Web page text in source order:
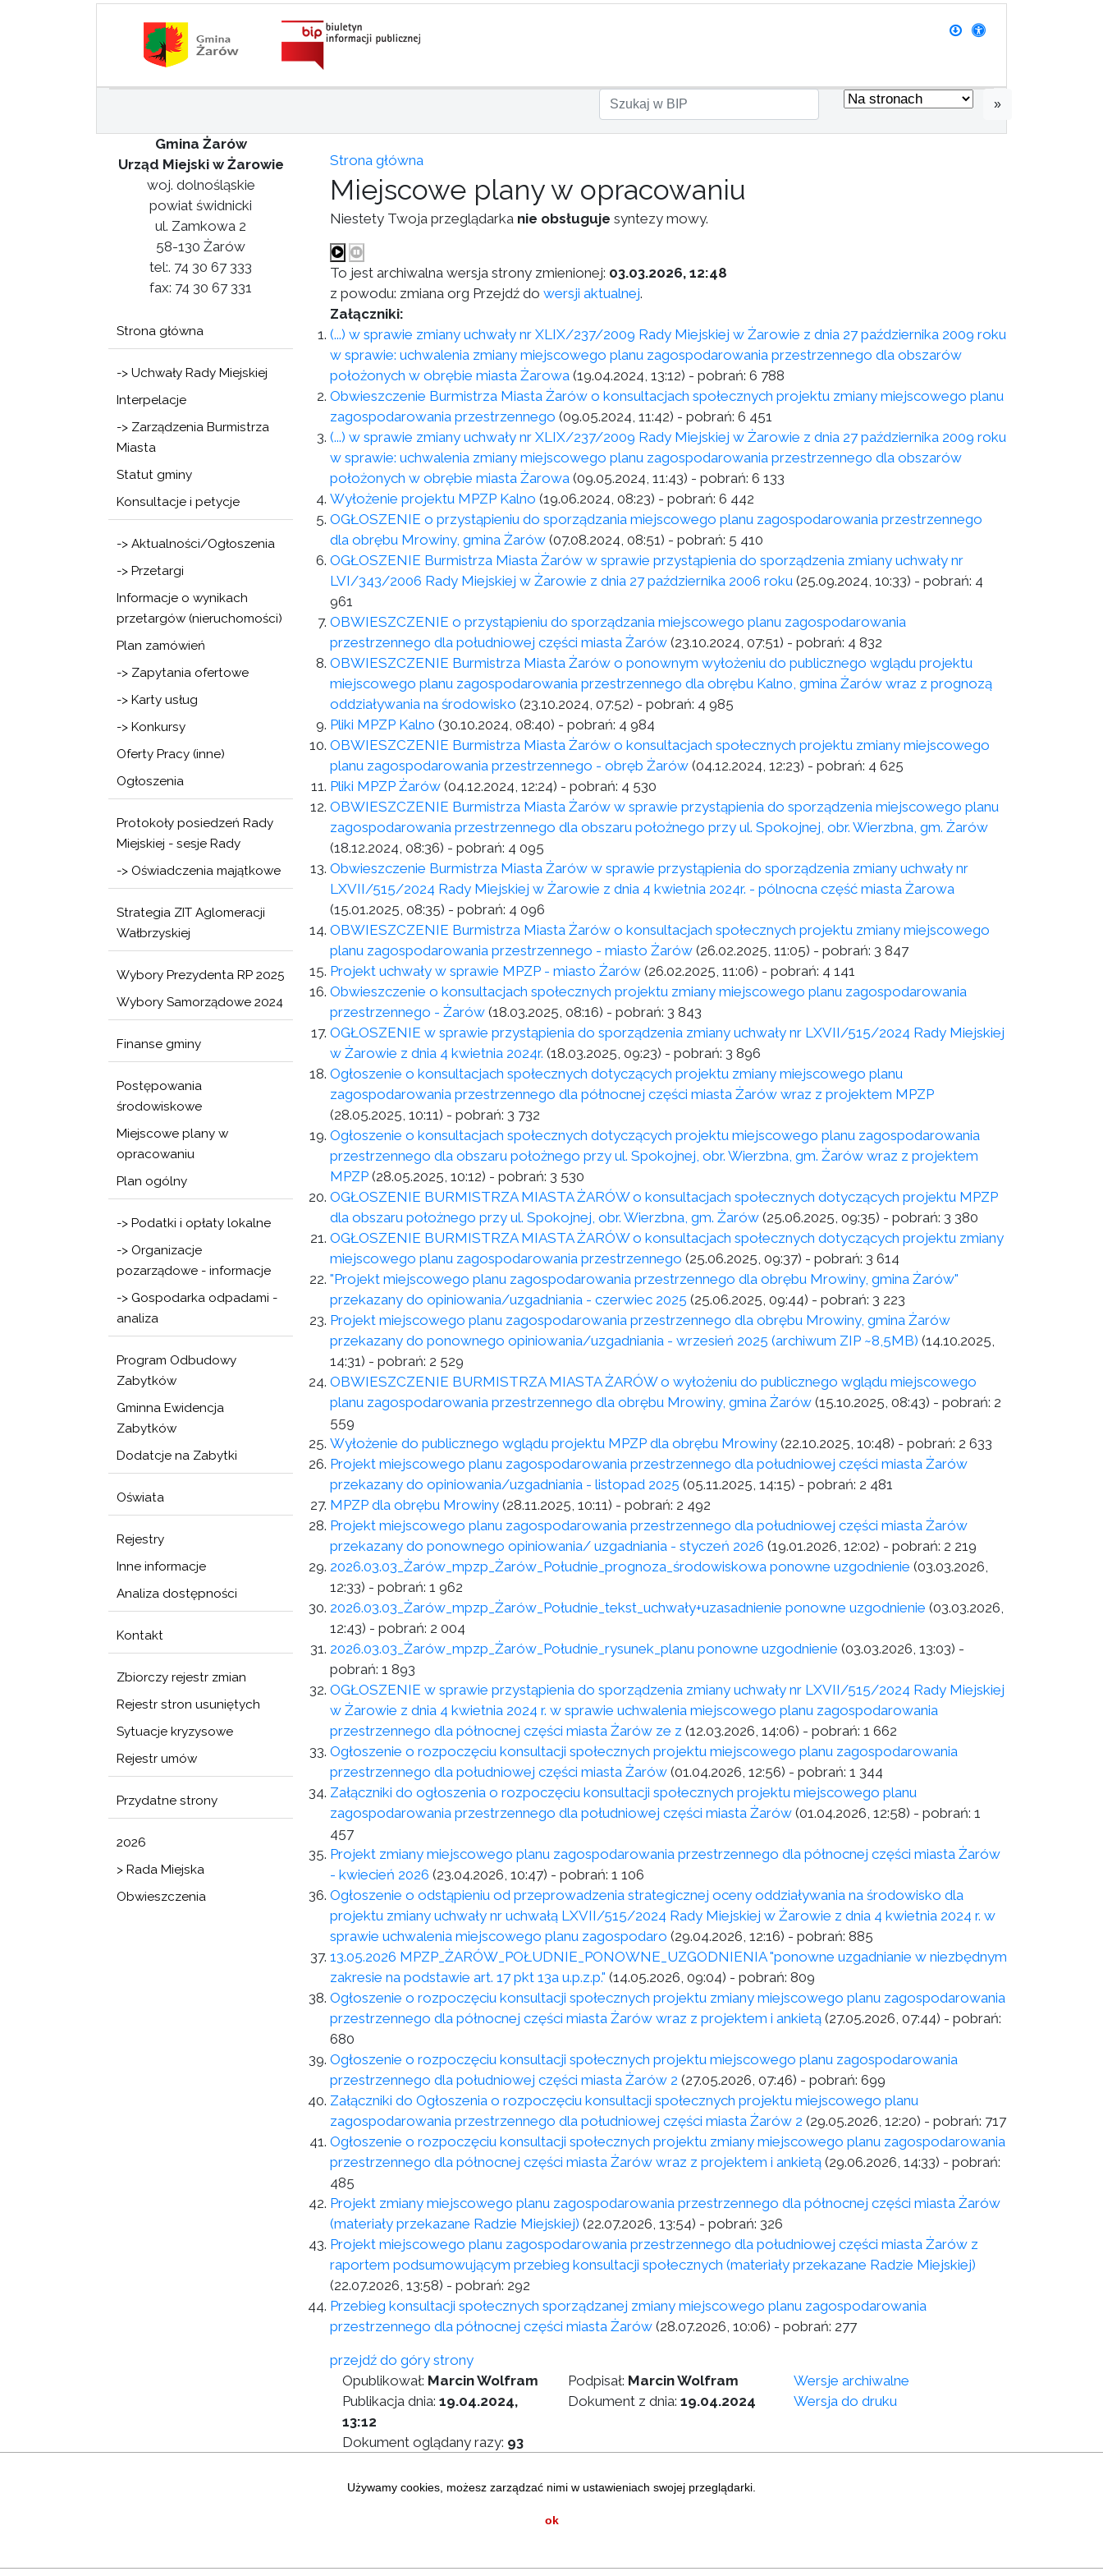
Używamy cookies, możesz zarządzać nimi w ustawieniach swojej przeglądarki.
ok
»
Gmina Żarów
Urząd Miejski w Żarowie
woj. dolnośląskie
powiat świdnicki
ul. Zamkowa 2
58-130 Żarów
tel:. 74 30 67 333
fax: 74 30 67 331
Strona główna
-> Uchwały Rady Miejskiej
Interpelacje
-> Zarządzenia Burmistrza
Miasta
Statut gminy
Konsultacje i petycje
-> Aktualności/Ogłoszenia
-> Przetargi
Informacje o wynikach
przetargów (nieruchomości)
Plan zamówień
-> Zapytania ofertowe
-> Karty usług
-> Konkursy
Oferty Pracy (inne)
Ogłoszenia
Protokoły posiedzeń Rady
Miejskiej - sesje Rady
-> Oświadczenia majątkowe
Strategia ZIT Aglomeracji
Wałbrzyskiej
Wybory Prezydenta RP 2025
Wybory Samorządowe 2024
Finanse gminy
Postępowania
środowiskowe
Miejscowe plany w
opracowaniu
Plan ogólny
-> Podatki i opłaty lokalne
-> Organizacje
pozarządowe - informacje
-> Gospodarka odpadami -
analiza
Program Odbudowy
Zabytków
Gminna Ewidencja
Zabytków
Dodatcje na Zabytki
Oświata
Rejestry
Inne informacje
Analiza dostępności
Kontakt
Zbiorczy rejestr zmian
Rejestr stron usuniętych
Sytuacje kryzysowe
Rejestr umów
Przydatne strony
2026
> Rada Miejska
Obwieszczenia
Strona główna
Miejscowe plany w opracowaniu
Niestety Twoja przeglądarka nie obsługuje syntezy mowy.
To jest archiwalna wersja strony zmienionej: 03.03.2026, 12:48
z powodu: zmiana org Przejdź do wersji aktualnej.
Załączniki:
(...) w sprawie zmiany uchwały nr XLIX/237/2009 Rady Miejskiej w Żarowie z dnia 27 października 2009 roku
w sprawie: uchwalenia zmiany miejscowego planu zagospodarowania przestrzennego dla obszarów
położonych w obrębie miasta Żarowa (19.04.2024, 13:12) - pobrań: 6 788
Obwieszczenie Burmistrza Miasta Żarów o konsultacjach społecznych projektu zmiany miejscowego planu
zagospodarowania przestrzennego (09.05.2024, 11:42) - pobrań: 6 451
(...) w sprawie zmiany uchwały nr XLIX/237/2009 Rady Miejskiej w Żarowie z dnia 27 października 2009 roku
w sprawie: uchwalenia zmiany miejscowego planu zagospodarowania przestrzennego dla obszarów
położonych w obrębie miasta Żarowa (09.05.2024, 11:43) - pobrań: 6 133
Wyłożenie projektu MPZP Kalno (19.06.2024, 08:23) - pobrań: 6 442
OGŁOSZENIE o przystąpieniu do sporządzania miejscowego planu zagospodarowania przestrzennego
dla obrębu Mrowiny, gmina Żarów (07.08.2024, 08:51) - pobrań: 5 410
OGŁOSZENIE Burmistrza Miasta Żarów w sprawie przystąpienia do sporządzenia zmiany uchwały nr
LVI/343/2006 Rady Miejskiej w Żarowie z dnia 27 października 2006 roku (25.09.2024, 10:33) - pobrań: 4
961
OBWIESZCZENIE o przystąpieniu do sporządzania miejscowego planu zagospodarowania
przestrzennego dla południowej części miasta Żarów (23.10.2024, 07:51) - pobrań: 4 832
OBWIESZCZENIE Burmistrza Miasta Żarów o ponownym wyłożeniu do publicznego wglądu projektu
miejscowego planu zagospodarowania przestrzennego dla obrębu Kalno, gmina Żarów wraz z prognozą
oddziaływania na środowisko (23.10.2024, 07:52) - pobrań: 4 985
Pliki MPZP Kalno (30.10.2024, 08:40) - pobrań: 4 984
OBWIESZCZENIE Burmistrza Miasta Żarów o konsultacjach społecznych projektu zmiany miejscowego
planu zagospodarowania przestrzennego - obręb Żarów (04.12.2024, 12:23) - pobrań: 4 625
Pliki MPZP Żarów (04.12.2024, 12:24) - pobrań: 4 530
OBWIESZCZENIE Burmistrza Miasta Żarów w sprawie przystąpienia do sporządzenia miejscowego planu
zagospodarowania przestrzennego dla obszaru położnego przy ul. Spokojnej, obr. Wierzbna, gm. Żarów
(18.12.2024, 08:36) - pobrań: 4 095
Obwieszczenie Burmistrza Miasta Żarów w sprawie przystąpienia do sporządzenia zmiany uchwały nr
LXVII/515/2024 Rady Miejskiej w Żarowie z dnia 4 kwietnia 2024r. - pólnocna część miasta Żarowa
(15.01.2025, 08:35) - pobrań: 4 096
OBWIESZCZENIE Burmistrza Miasta Żarów o konsultacjach społecznych projektu zmiany miejscowego
planu zagospodarowania przestrzennego - miasto Żarów (26.02.2025, 11:05) - pobrań: 3 847
Projekt uchwały w sprawie MPZP - miasto Żarów (26.02.2025, 11:06) - pobrań: 4 141
Obwieszczenie o konsultacjach społecznych projektu zmiany miejscowego planu zagospodarowania
przestrzennego - Żarów (18.03.2025, 08:16) - pobrań: 3 843
OGŁOSZENIE w sprawie przystąpienia do sporządzenia zmiany uchwały nr LXVII/515/2024 Rady Miejskiej
w Żarowie z dnia 4 kwietnia 2024r. (18.03.2025, 09:23) - pobrań: 3 896
Ogłoszenie o konsultacjach społecznych dotyczących projektu zmiany miejscowego planu
zagospodarowania przestrzennego dla północnej części miasta Żarów wraz z projektem MPZP
(28.05.2025, 10:11) - pobrań: 3 732
Ogłoszenie o konsultacjach społecznych dotyczących projektu miejscowego planu zagospodarowania
przestrzennego dla obszaru położnego przy ul. Spokojnej, obr. Wierzbna, gm. Żarów wraz z projektem
MPZP (28.05.2025, 10:12) - pobrań: 3 530
OGŁOSZENIE BURMISTRZA MIASTA ŻARÓW o konsultacjach społecznych dotyczących projektu MPZP
dla obszaru położnego przy ul. Spokojnej, obr. Wierzbna, gm. Żarów (25.06.2025, 09:35) - pobrań: 3 380
OGŁOSZENIE BURMISTRZA MIASTA ŻARÓW o konsultacjach społecznych dotyczących projektu zmiany
miejscowego planu zagospodarowania przestrzennego (25.06.2025, 09:37) - pobrań: 3 614
"Projekt miejscowego planu zagospodarowania przestrzennego dla obrębu Mrowiny, gmina Żarów"
przekazany do opiniowania/uzgadniania - czerwiec 2025 (25.06.2025, 09:44) - pobrań: 3 223
Projekt miejscowego planu zagospodarowania przestrzennego dla obrębu Mrowiny, gmina Żarów
przekazany do ponownego opiniowania/uzgadniania - wrzesień 2025 (archiwum ZIP ~8,5MB) (14.10.2025,
14:31) - pobrań: 2 529
OBWIESZCZENIE BURMISTRZA MIASTA ŻARÓW o wyłożeniu do publicznego wglądu miejscowego
planu zagospodarowania przestrzennego dla obrębu Mrowiny, gmina Żarów (15.10.2025, 08:43) - pobrań: 2
559
Wyłożenie do publicznego wglądu projektu MPZP dla obrębu Mrowiny (22.10.2025, 10:48) - pobrań: 2 633
Projekt miejscowego planu zagospodarowania przestrzennego dla południowej części miasta Żarów
przekazany do opiniowania/uzgadniania - listopad 2025 (05.11.2025, 14:15) - pobrań: 2 481
MPZP dla obrębu Mrowiny (28.11.2025, 10:11) - pobrań: 2 492
Projekt miejscowego planu zagospodarowania przestrzennego dla południowej części miasta Żarów
przekazany do ponownego opiniowania/ uzgadniania - styczeń 2026 (19.01.2026, 12:02) - pobrań: 2 219
2026.03.03_Żarów_mpzp_Żarów_Południe_prognoza_środowiskowa ponowne uzgodnienie (03.03.2026,
12:33) - pobrań: 1 962
2026.03.03_Żarów_mpzp_Żarów_Południe_tekst_uchwały+uzasadnienie ponowne uzgodnienie (03.03.2026,
12:43) - pobrań: 2 004
2026.03.03_Żarów_mpzp_Żarów_Południe_rysunek_planu ponowne uzgodnienie (03.03.2026, 13:03) -
pobrań: 1 893
OGŁOSZENIE w sprawie przystąpienia do sporządzenia zmiany uchwały nr LXVII/515/2024 Rady Miejskiej
w Żarowie z dnia 4 kwietnia 2024 r. w sprawie uchwalenia miejscowego planu zagospodarowania
przestrzennego dla północnej części miasta Żarów ze z (12.03.2026, 14:06) - pobrań: 1 662
Ogłoszenie o rozpoczęciu konsultacji społecznych projektu miejscowego planu zagospodarowania
przestrzennego dla południowej części miasta Żarów (01.04.2026, 12:56) - pobrań: 1 344
Załączniki do ogłoszenia o rozpoczęciu konsultacji społecznych projektu miejscowego planu
zagospodarowania przestrzennego dla południowej części miasta Żarów (01.04.2026, 12:58) - pobrań: 1
457
Projekt zmiany miejscowego planu zagospodarowania przestrzennego dla północnej części miasta Żarów
- kwiecień 2026 (23.04.2026, 10:47) - pobrań: 1 106
Ogłoszenie o odstąpieniu od przeprowadzenia strategicznej oceny oddziaływania na środowisko dla
projektu zmiany uchwały nr uchwałą LXVII/515/2024 Rady Miejskiej w Żarowie z dnia 4 kwietnia 2024 r. w
sprawie uchwalenia miejscowego planu zagospodaro (29.04.2026, 12:16) - pobrań: 885
13.05.2026 MPZP_ŻARÓW_POŁUDNIE_PONOWNE_UZGODNIENIA "ponowne uzgadnianie w niezbędnym
zakresie na podstawie art. 17 pkt 13a u.p.z.p." (14.05.2026, 09:04) - pobrań: 809
Ogłoszenie o rozpoczęciu konsultacji społecznych projektu zmiany miejscowego planu zagospodarowania
przestrzennego dla północnej części miasta Żarów wraz z projektem i ankietą (27.05.2026, 07:44) - pobrań:
680
Ogłoszenie o rozpoczęciu konsultacji społecznych projektu miejscowego planu zagospodarowania
przestrzennego dla południowej części miasta Żarów 2 (27.05.2026, 07:46) - pobrań: 699
Załączniki do Ogłoszenia o rozpoczęciu konsultacji społecznych projektu miejscowego planu
zagospodarowania przestrzennego dla południowej części miasta Żarów 2 (29.05.2026, 12:20) - pobrań: 717
Ogłoszenie o rozpoczęciu konsultacji społecznych projektu zmiany miejscowego planu zagospodarowania
przestrzennego dla północnej części miasta Żarów wraz z projektem i ankietą (29.06.2026, 14:33) - pobrań:
485
Projekt zmiany miejscowego planu zagospodarowania przestrzennego dla północnej części miasta Żarów
(materiały przekazane Radzie Miejskiej) (22.07.2026, 13:54) - pobrań: 326
Projekt miejscowego planu zagospodarowania przestrzennego dla południowej części miasta Żarów z
raportem podsumowującym przebieg konsultacji społecznych (materiały przekazane Radzie Miejskiej)
(22.07.2026, 13:58) - pobrań: 292
Przebieg konsultacji społecznych sporządzanej zmiany miejscowego planu zagospodarowania
przestrzennego dla północnej części miasta Żarów (28.07.2026, 10:06) - pobrań: 277
przejdź do góry strony
Opublikował: Marcin Wolfram
Publikacja dnia: 19.04.2024,
13:12
Dokument oglądany razy: 93
Podpisał: Marcin Wolfram
Dokument z dnia: 19.04.2024
Wersje archiwalne
Wersja do druku